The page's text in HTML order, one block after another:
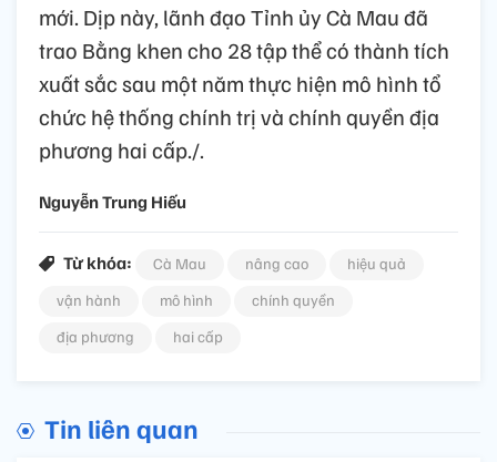
mới. Dịp này, lãnh đạo Tỉnh ủy Cà Mau đã
trao Bằng khen cho 28 tập thể có thành tích
xuất sắc sau một năm thực hiện mô hình tổ
chức hệ thống chính trị và chính quyền địa
phương hai cấp./.
Nguyễn Trung Hiếu
Từ khóa: Cà Mau nâng cao
hiệu quả
vận hành
mô hình
chính quyền
địa phương
hai cấp
Tin liên quan